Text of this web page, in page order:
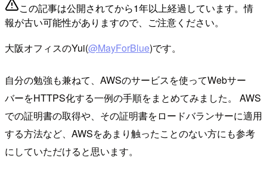
この記事は公開されてから1年以上経過しています。情
報が古い可能性がありますので、ご注意ください。
大阪オフィスのYui(@MayForBlue)です。
自分の勉強も兼ねて、AWSのサービスを使ってWebサー
バーをHTTPS化する一例の手順をまとめてみました。 AWS
での証明書の取得や、その証明書をロードバランサーに適用
する方法など、AWSをあまり触ったことのない方にも参考
にしていただけると思います。